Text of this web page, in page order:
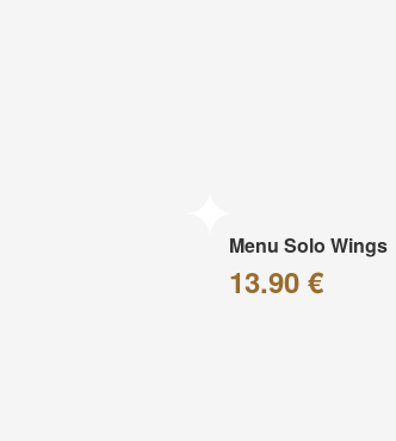
Menu Solo Wings
13.90 €